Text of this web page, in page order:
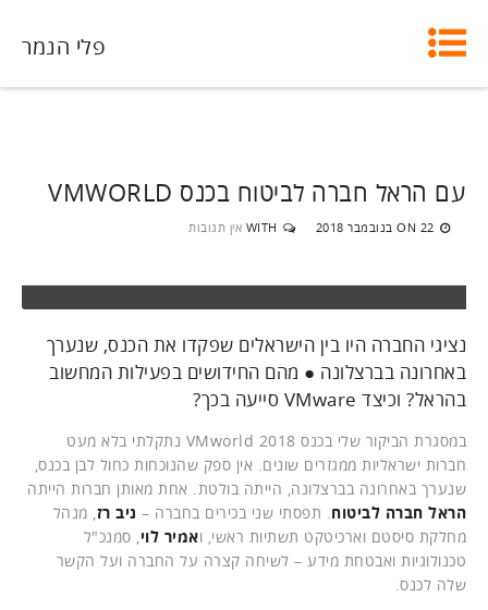
פלי הנמר
עם הראל חברה לביטוח בכנס VMWORLD
ON 22 בנובמבר 2018 WITH אין תגובות
נציגי החברה היו בין הישראלים שפקדו את הכנס, שנערך
באחרונה בברצלונה ● מהם החידושים בפעילות המחשוב
בהראל? וכיצד VMware סייעה בכך?
במסגרת הביקור שלי בכנס VMworld 2018 נתקלתי בלא מעט
חברות ישראליות ממגזרים שונים. אין ספק שהנוכחות כחול לבן בכנס,
שנערך באחרונה בברצלונה, הייתה בולטת. אחת מאותן חברות הייתה
הראל חברה לביטוח. תפסתי שני בכירים בחברה – ניב רז, מנהל
מחלקת סיסטם וארכיטקט תשתיות ראשי, ואמיר לוי, סמנכ"ל
טכנולוגיות ואבטחת מידע – לשיחה קצרה על החברה ועל הקשר
שלה לכנס.